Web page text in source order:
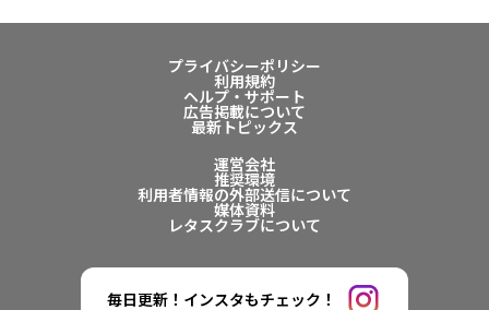
プライバシーポリシー
利用規約
ヘルプ・サポート
広告掲載について
最新トピックス
運営会社
推奨環境
利用者情報の外部送信について
媒体資料
レタスクラブについて
毎日更新！インスタもチェック！